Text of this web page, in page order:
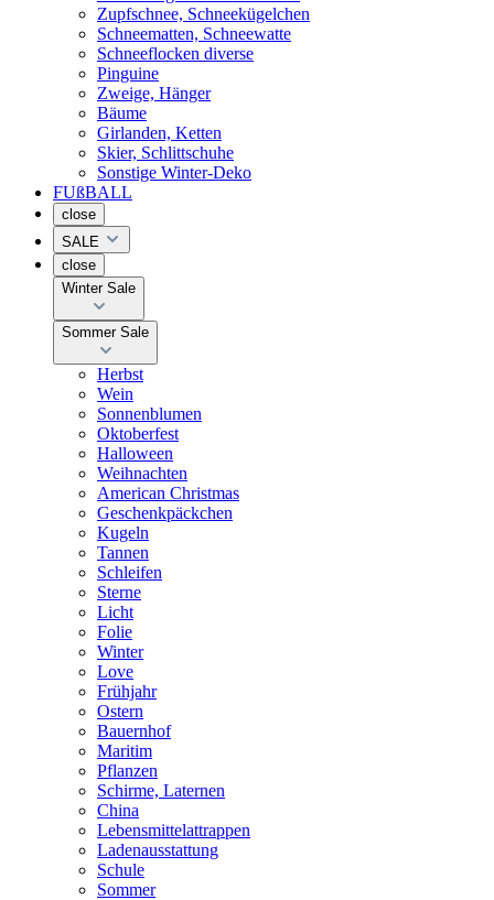
Zupfschnee, Schneekügelchen
Schneematten, Schneewatte
Schneeflocken diverse
Pinguine
Zweige, Hänger
Bäume
Girlanden, Ketten
Skier, Schlittschuhe
Sonstige Winter-Deko
FUßBALL
close
SALE
close
Winter Sale
Sommer Sale
Herbst
Wein
Sonnenblumen
Oktoberfest
Halloween
Weihnachten
American Christmas
Geschenkpäckchen
Kugeln
Tannen
Schleifen
Sterne
Licht
Folie
Winter
Love
Frühjahr
Ostern
Bauernhof
Maritim
Pflanzen
Schirme, Laternen
China
Lebensmittelattrappen
Ladenausstattung
Schule
Sommer